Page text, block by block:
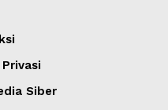
Siber